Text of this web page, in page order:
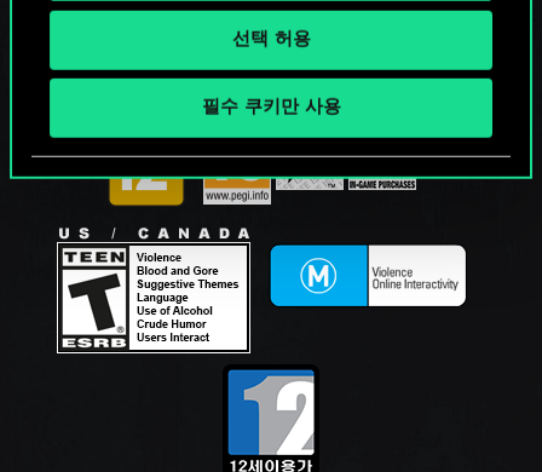
선택 허용
필수 쿠키만 사용